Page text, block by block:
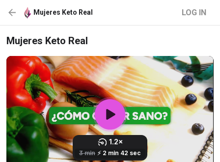
Mujeres Keto Real LOG IN
Mujeres Keto Real